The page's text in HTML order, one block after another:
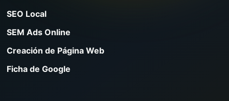
SEO Local
SEM Ads Online
Creación de Página Web
Ficha de Google